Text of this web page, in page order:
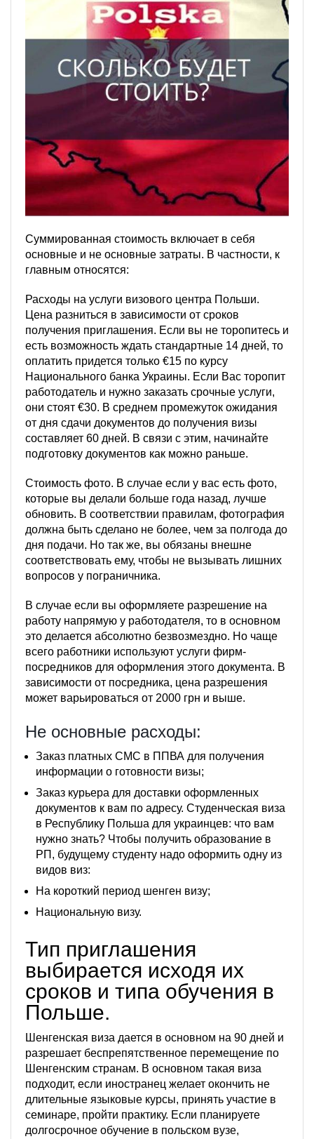
Суммированная стоимость включает в себя
основные и не основные затраты. В частности, к
главным относятся:
Расходы на услуги визового центра Польши.
Цена разниться в зависимости от сроков
получения приглашения. Если вы не торопитесь и
есть возможность ждать стандартные 14 дней, то
оплатить придется только €15 по курсу
Национального банка Украины. Если Вас торопит
работодатель и нужно заказать срочные услуги,
они стоят €30. В среднем промежуток ожидания
от дня сдачи документов до получения визы
составляет 60 дней. В связи с этим, начинайте
подготовку документов как можно раньше.
Стоимость фото. В случае если у вас есть фото,
которые вы делали больше года назад, лучше
обновить. В соответствии правилам, фотография
должна быть сделано не более, чем за полгода до
дня подачи. Но так же, вы обязаны внешне
соответствовать ему, чтобы не вызывать лишних
вопросов у пограничника.
В случае если вы оформляете разрешение на
работу напрямую у работодателя, то в основном
это делается абсолютно безвозмездно. Но чаще
всего работники используют услуги фирм-
посредников для оформления этого документа. В
зависимости от посредника, цена разрешения
может варьироваться от 2000 грн и выше.
Не основные расходы:
Заказ платных СМС в ППВА для получения
информации о готовности визы;
Заказ курьера для доставки оформленных
документов к вам по адресу. Студенческая виза
в Республику Польша для украинцев: что вам
нужно знать? Чтобы получить образование в
РП, будущему студенту надо оформить одну из
видов виз:
На короткий период шенген визу;
Национальную визу.
Тип приглашения
выбирается исходя их
сроков и типа обучения в
Польше.
Шенгенская виза дается в основном на 90 дней и
разрешает беспрепятственное перемещение по
Шенгенским странам. В основном такая виза
подходит, если иностранец желает окончить не
длительные языковые курсы, принять участие в
семинаре, пройти практику. Если планируете
долгосрочное обучение в польском вузе,